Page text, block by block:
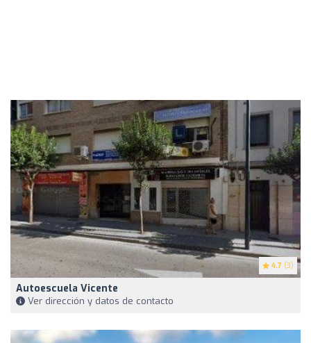
4.7 (3)
Autoescuela Vicente
Ver dirección y datos de contacto